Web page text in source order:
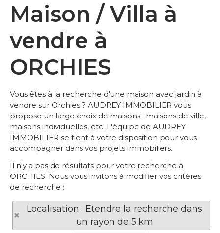
Maison / Villa à
vendre à
ORCHIES
Vous êtes à la recherche d'une maison avec jardin à
vendre sur Orchies ? AUDREY IMMOBILIER vous
propose un large choix de maisons : maisons de ville,
maisons individuelles, etc. L'équipe de AUDREY
IMMOBILIER se tient à votre disposition pour vous
accompagner dans vos projets immobiliers.
Il n'y a pas de résultats pour votre recherche à
ORCHIES. Nous vous invitons à modifier vos critères
de recherche :
Localisation : Etendre la recherche dans
un rayon de 5 km